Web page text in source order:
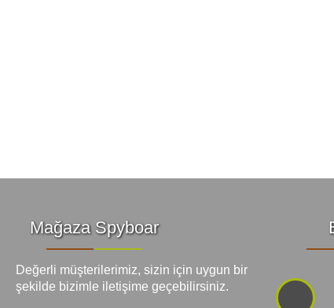
Mağaza Spyboar
Değerli müşterilerimiz, sizin için uygun bir
şekilde bizimle iletişime geçebilirsiniz.